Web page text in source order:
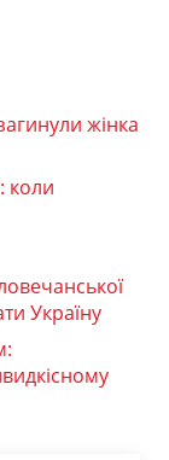
жінка
коли
Україну